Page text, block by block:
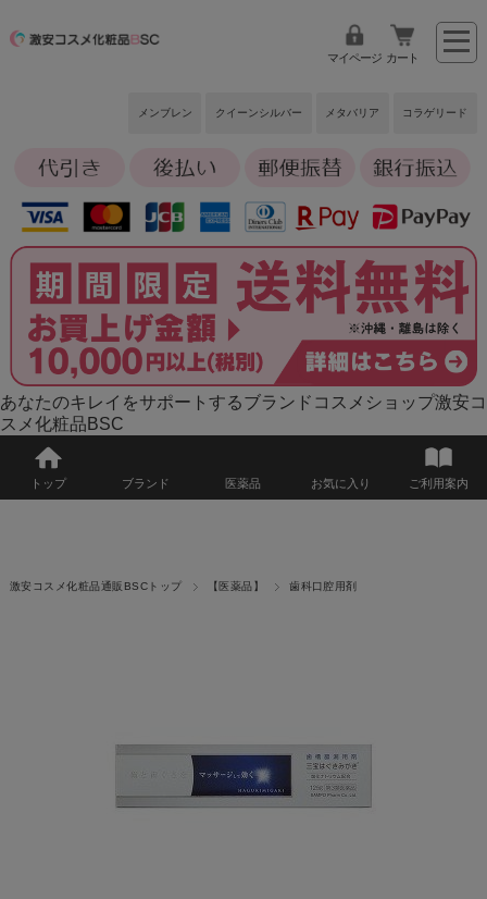
メンブレン クイーンシルバー メタバリア コラゲリード
マイページ カート
あなたのキレイをサポートするブランドコスメショップ激安コ
スメ化粧品BSC
トップ ブランド 医薬品 お気に入り ご利用案内
激安コスメ化粧品通販BSCトップ 【医薬品】 歯科口腔用剤